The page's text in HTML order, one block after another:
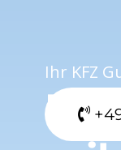
Ihr KFZ